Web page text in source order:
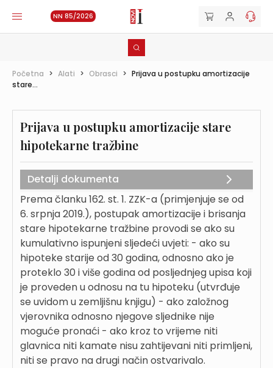
NN 85/2026
Početna > Alati > Obrasci > Prijava u postupku amortizacije
stare...
Prijava u postupku amortizacije stare
hipotekarne tražbine
Detalji dokumenta
Prema članku 162. st. 1. ZZK-a (primjenjuje se od
6. srpnja 2019.), postupak amortizacije i brisanja
stare hipotekarne tražbine provodi se ako su
kumulativno ispunjeni sljedeći uvjeti: - ako su
hipoteke starije od 30 godina, odnosno ako je
proteklo 30 i više godina od posljednjeg upisa koji
je proveden u odnosu na tu hipoteku (utvrđuje
se uvidom u zemljišnu knjigu) - ako založnog
vjerovnika odnosno njegove sljednike nije
moguće pronaći - ako kroz to vrijeme niti
glavnica niti kamate nisu zahtijevani niti primljeni,
niti se pravo na drugi način ostvarivalo.